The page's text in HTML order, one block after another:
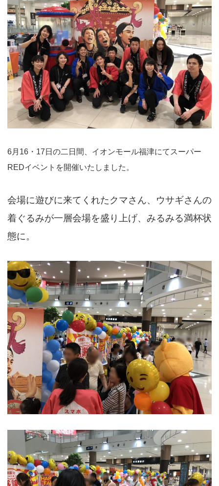
6月16・17日の二日間、イオンモール福津にてスーパー
REDイベントを開催いたしました。
会場に遊びに来てくれたクマさん、ウサギさんの
着ぐるみが一層会場を盛り上げ、みるみる満杯状
態に。